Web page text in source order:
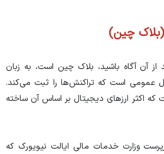
(بلاک چین)
از آن آگاه باشید، بلاک چین است، به زبان
عمومی است که تراکنش‌ها را ثبت می‌کند.
اکثر ارز‌های دیجیتال بر اساس آن ساخته
وزارت خدمات مالی ایالت نیویورک که